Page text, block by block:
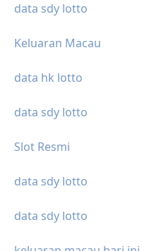
data sdy lotto
Keluaran Macau
data hk lotto
data sdy lotto
Slot Resmi
data sdy lotto
data sdy lotto